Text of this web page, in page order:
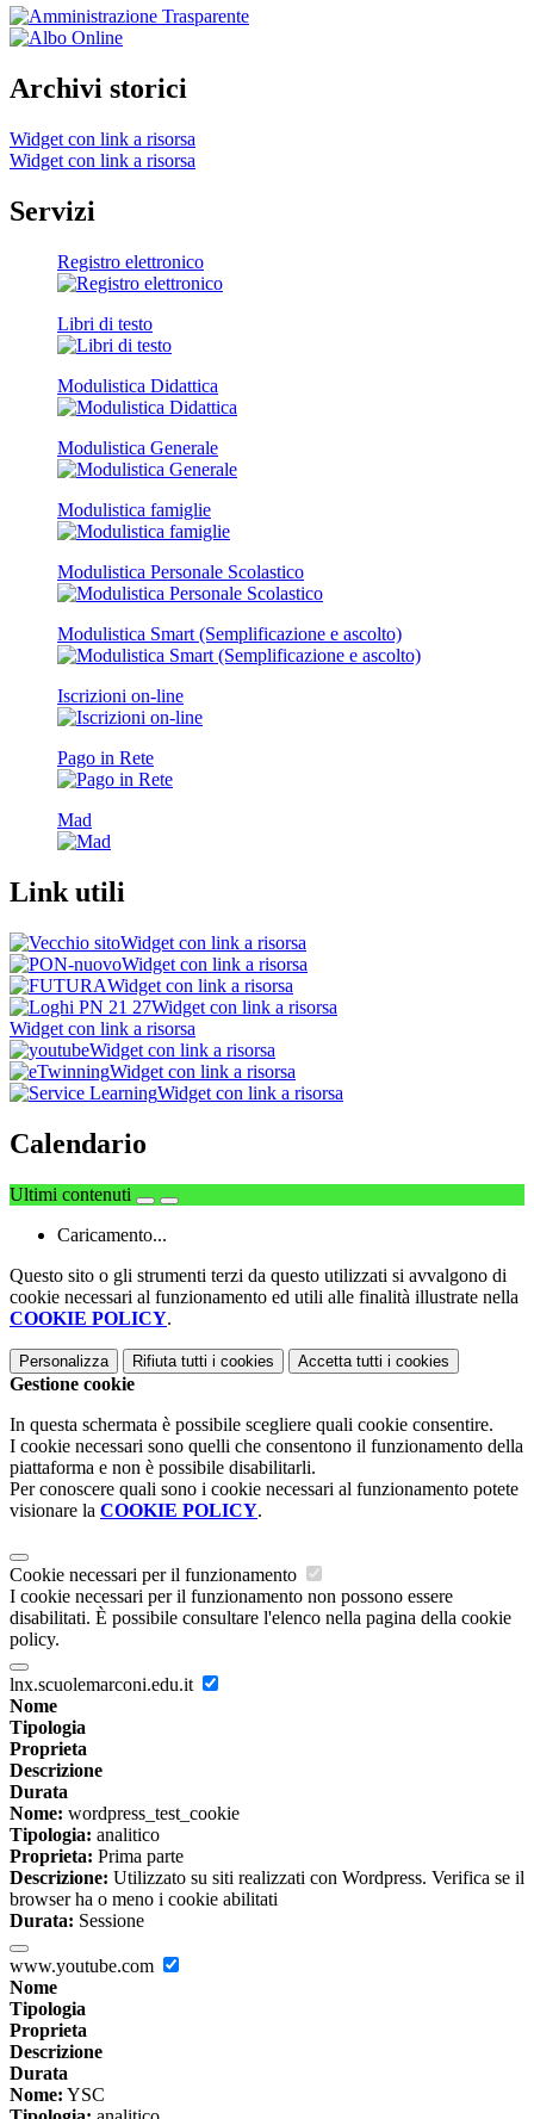
Archivi storici
Widget con link a risorsa
Widget con link a risorsa
Servizi
Registro elettronico
Libri di testo
Modulistica Didattica
Modulistica Generale
Modulistica famiglie
Modulistica Personale Scolastico
Modulistica Smart (Semplificazione e ascolto)
Iscrizioni on-line
Pago in Rete
Mad
Link utili
Widget con link a risorsa
Widget con link a risorsa
Widget con link a risorsa
Widget con link a risorsa
Widget con link a risorsa
Widget con link a risorsa
Widget con link a risorsa
Widget con link a risorsa
Calendario
Ultimi contenuti
Caricamento...
Questo sito o gli strumenti terzi da questo utilizzati si avvalgono di
cookie necessari al funzionamento ed utili alle finalità illustrate nella
COOKIE POLICY.
Personalizza Rifiuta tutti i cookies Accetta tutti i cookies
Gestione cookie
In questa schermata è possibile scegliere quali cookie consentire.
I cookie necessari sono quelli che consentono il funzionamento della
piattaforma e non è possibile disabilitarli.
Per conoscere quali sono i cookie necessari al funzionamento potete
visionare la COOKIE POLICY.
Cookie necessari per il funzionamento
I cookie necessari per il funzionamento non possono essere
disabilitati. È possibile consultare l'elenco nella pagina della cookie
policy.
lnx.scuolemarconi.edu.it
Nome
Tipologia
Proprieta
Descrizione
Durata
Nome: wordpress_test_cookie
Tipologia: analitico
Proprieta: Prima parte
Descrizione: Utilizzato su siti realizzati con Wordpress. Verifica se il
browser ha o meno i cookie abilitati
Durata: Sessione
www.youtube.com
Nome
Tipologia
Proprieta
Descrizione
Durata
Nome: YSC